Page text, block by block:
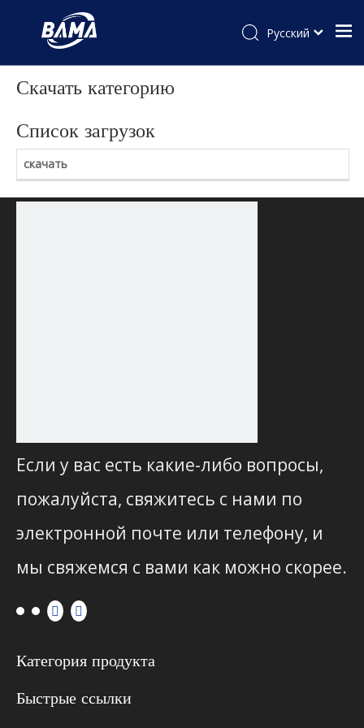
Pусский
Скачать категорию
Список загрузок
скачать
Если у вас есть какие-либо вопросы,
пожалуйста, свяжитесь с нами по
электронной почте или телефону, и
мы свяжемся с вами как можно скорее.
Категория продукта
Быстрые ссылки